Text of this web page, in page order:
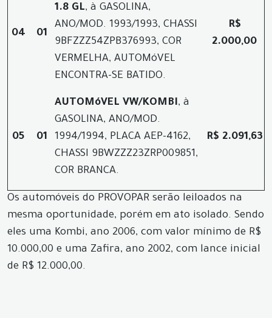
04 01
1.8 GL, à GASOLINA,
ANO/MOD. 1993/1993, CHASSI
9BFZZZ54ZPB376993, COR
VERMELHA, AUTOMóVEL
ENCONTRA-SE BATIDO.
R$
2.000,00
05 01
AUTOMóVEL VW/KOMBI, à
GASOLINA, ANO/MOD.
1994/1994, PLACA AEP-4162,
CHASSI 9BWZZZ23ZRP009851,
COR BRANCA.
R$ 2.091,63
Os automóveis do PROVOPAR serão leiloados na
mesma oportunidade, porém em ato isolado. Sendo
eles uma Kombi, ano 2006, com valor mínimo de R$
10.000,00 e uma Zafira, ano 2002, com lance inicial
de R$ 12.000,00.